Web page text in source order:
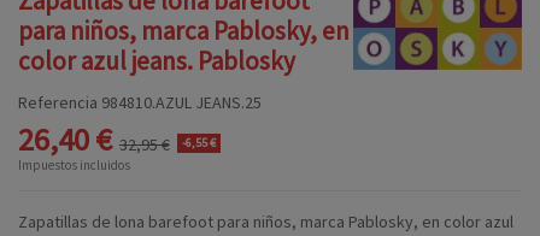
para niños, marca Pablosky, en
color azul jeans. Pablosky
Referencia 984810.AZUL JEANS.25
26,40 € 32,95 € -6,55 €
Impuestos incluidos
Zapatillas de lona barefoot para niños, marca Pablosky, en color azul